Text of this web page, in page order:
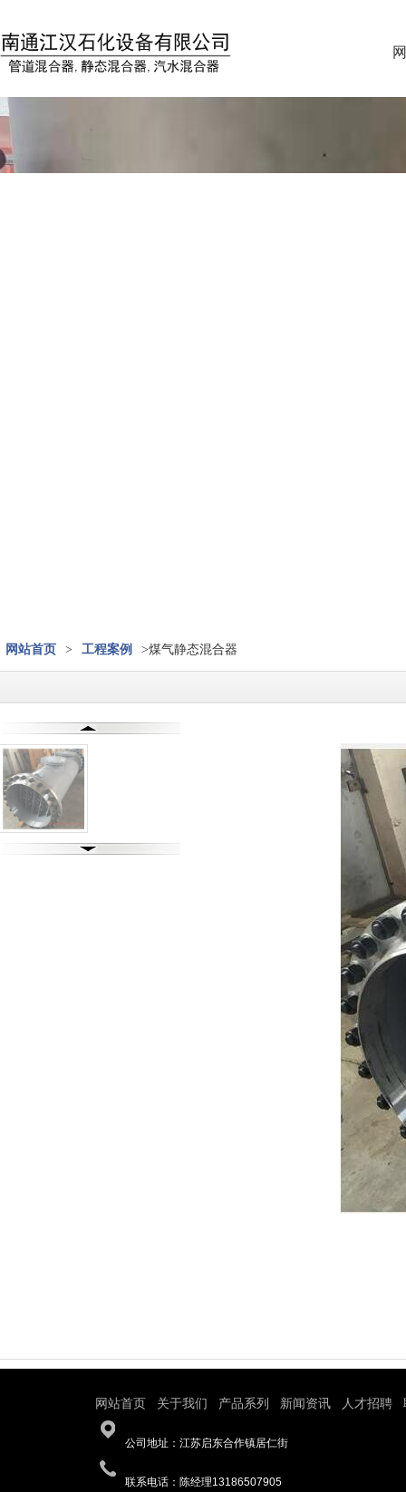
网站首页 > 工程案例 >煤气静态混合器
网站首页 关于我们 产品系列 新闻资讯 人才招聘
公司地址：江苏启东合作镇居仁街
联系电话：陈经理13186507905